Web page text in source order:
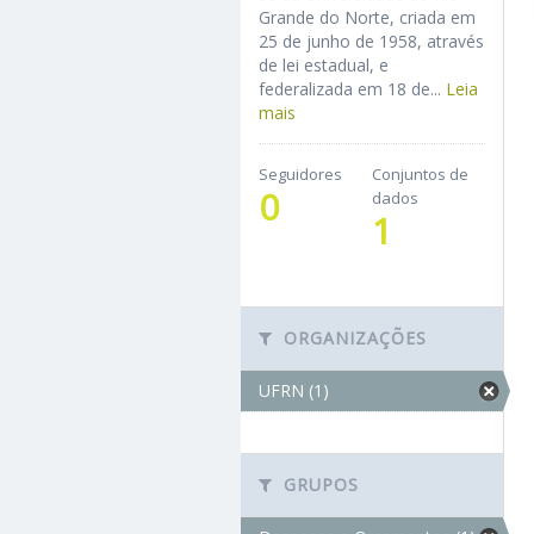
Grande do Norte, criada em
25 de junho de 1958, através
de lei estadual, e
federalizada em 18 de... Leia
mais
Seguidores
0
Conjuntos de
dados
1
ORGANIZAÇÕES
UFRN (1)
GRUPOS